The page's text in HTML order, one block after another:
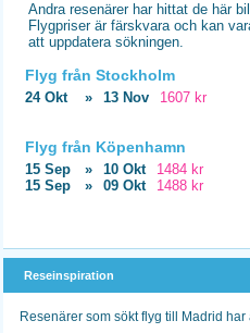
Andra resenärer har hittat de här
Flygpriser är färskvara och kan
att uppdatera sökningen.
Flyg från Stockholm
24 Okt » 13 Nov 1607 kr
Flyg från Köpenhamn
15 Sep » 10 Okt
1484 kr
15 Sep
» 09 Okt 1488 kr
Reseinspiration
Resenärer som sökt flyg till Madrid har